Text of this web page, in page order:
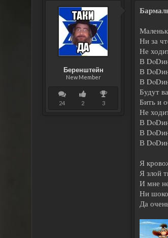
Беренштейн
New Member
24 2 3
Ни за
Не
В
В
В
Будут
Бить и
Не
В
В
В
Я
Я злой
И мне
Ни
Да